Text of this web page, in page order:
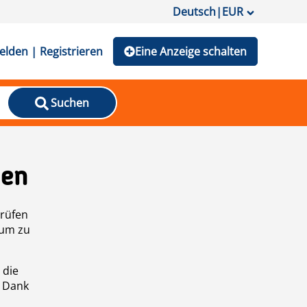
Deutsch|EUR
| Registrieren Eine Anzeige schalten
Suchen
zu
die